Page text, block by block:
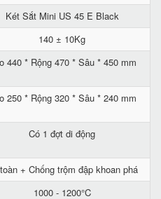
Két Sắt Mini US 45 E Black
140 ± 10Kg
440 * Rộng 470 * Sâu * 450 mm
250 * Rộng 320 * Sâu * 240 mm
Có 1 đợt di động
+ Chống trộm đập khoan phá
1000 - 1200°C